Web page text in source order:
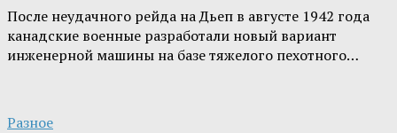
После неудачного рейда на Дьеп в августе 1942 года
канадские военные разработали новый вариант
инженерной машины на базе тяжелого пехотного…
Разное